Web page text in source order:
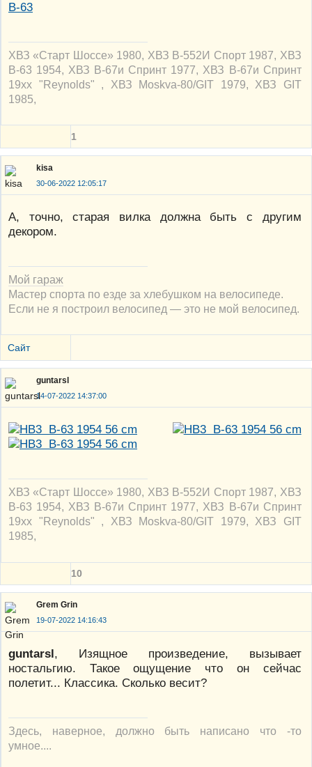
B-63
ХВЗ «Старт Шоссе» 1980, ХВЗ В-552И Спорт 1987, ХВЗ
В-63 1954, ХВЗ В-67и Спринт 1977, ХВЗ В-67и Спринт
19xx "Reynolds" , ХВЗ Moskva-80/GIT 1979, ХВЗ GIT
1985,
1
kisa
30-06-2022 12:05:17
А, точно, старая вилка должна быть с другим
декором.
Мой гараж
Мастер спорта по езде за хлебушком на велосипеде.
Если не я построил велосипед — это не мой велосипед.
Сайт
guntarsl
14-07-2022 14:37:00
ХВЗ «Старт Шоссе» 1980, ХВЗ В-552И Спорт 1987, ХВЗ
В-63 1954, ХВЗ В-67и Спринт 1977, ХВЗ В-67и Спринт
19xx "Reynolds" , ХВЗ Moskva-80/GIT 1979, ХВЗ GIT
1985,
10
Grem Grin
19-07-2022 14:16:43
guntarsl, Изящное произведение, вызывает
ностальгию. Такое ощущение что он сейчас
полетит... Классика. Сколько весит?
Здесь, наверное, должно быть написано что -то
умное....